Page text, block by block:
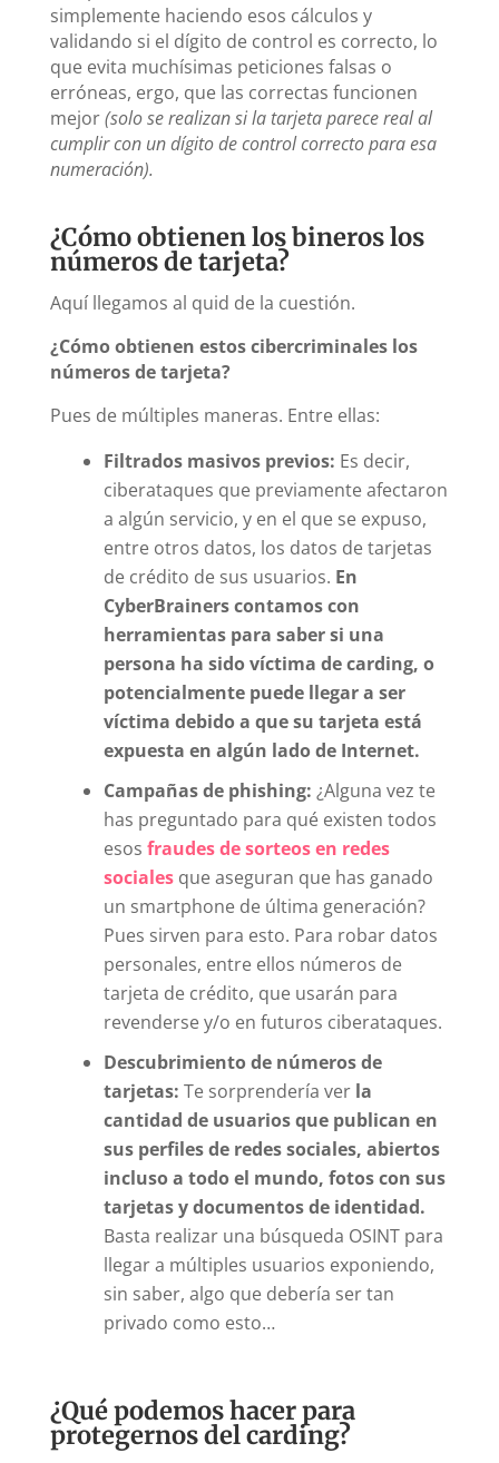
simplemente haciendo esos cálculos y
validando si el dígito de control es correcto, lo
que evita muchísimas peticiones falsas o
erróneas, ergo, que las correctas funcionen
mejor(solo se realizan si la tarjeta parece real al
cumplir con un dígito de control correcto para esa
numeración).
¿Cómo obtienen los bineros los
números de tarjeta?
Aquí llegamos al quid de la cuestión.
¿Cómo obtienen estos cibercriminales los
números de tarjeta?
Pues de múltiples maneras. Entre ellas:
Filtrados masivos previos: Es decir,
ciberataques que previamente afectaron
a algún servicio, y en el que se expuso,
entre otros datos, los datos de tarjetas
de crédito de sus usuarios. En
CyberBrainers contamos con
herramientas para saber si una
persona ha sido víctima de carding, o
potencialmente puede llegar a ser
víctima debido a que su tarjeta está
expuesta en algún lado de Internet.
Campañas de phishing: ¿Alguna vez te
has preguntado para qué existen todos
esos fraudes de sorteos en redes
sociales que aseguran que has ganado
un smartphone de última generación?
Pues sirven para esto. Para robar datos
personales, entre ellos números de
tarjeta de crédito, que usarán para
revenderse y/o en futuros ciberataques.
Descubrimiento de números de
tarjetas: Te sorprendería verla
cantidad de usuarios que publican en
sus perfiles de redes sociales, abiertos
incluso a todo el mundo, fotos con sus
tarjetas y documentos de identidad.
Basta realizar una búsqueda OSINT para
llegar a múltiples usuarios exponiendo,
sin saber, algo que debería ser tan
privado como esto…
¿Qué podemos hacer para
protegernos del carding?